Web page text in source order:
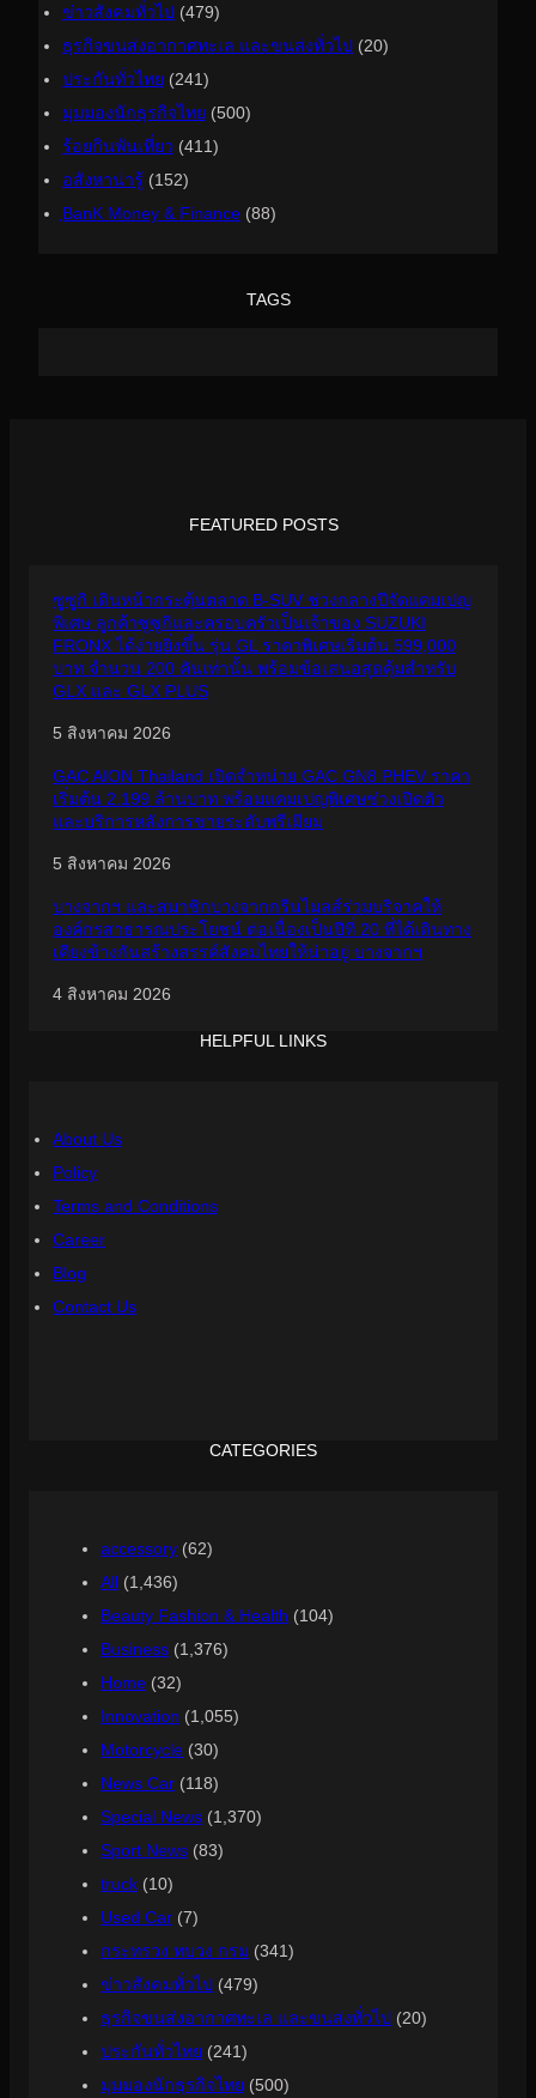
ข่าวสังคมทั่วไป (479)
ธุรกิจขนส่งอากาศทะเล และขนส่งทั่วไป (20)
ประกันทั่วไทย (241)
มุมมองนักธุรกิจไทย (500)
ร้อยกินพันเที่ยว (411)
อสังหาน่ารู้ (152)
ฺBanK Money & Finance (88)
TAGS
FEATURED POSTS
ซูซูกิ เดินหน้ากระตุ้นตลาด B-SUV ช่วงกลางปีจัดแคมเปญ
พิเศษ ลูกค้าซูซูกิและครอบครัวเป็นเจ้าของ SUZUKI
FRONX ได้ง่ายยิ่งขึ้น รุ่น GL ราคาพิเศษเริ่มต้น 599,000
บาท จำนวน 200 คันเท่านั้น พร้อมข้อเสนอสุดคุ้มสำหรับ
GLX และ GLX PLUS
5 สิงหาคม 2026
GAC AION Thailand เปิดจำหน่าย GAC GN8 PHEV ราคา
เริ่มต้น 2.199 ล้านบาท พร้อมแคมเปญพิเศษช่วงเปิดตัว
และบริการหลังการขายระดับพรีเมียม
5 สิงหาคม 2026
บางจากฯ และสมาชิกบางจากกรีนไมลส์ร่วมบริจาคให้
องค์กรสาธารณประโยชน์ ต่อเนื่องเป็นปีที่ 20 ที่ได้เดินทาง
เคียงข้างกันสร้างสรรค์สังคมไทยให้น่าอยู่ บางจากฯ
4 สิงหาคม 2026
HELPFUL LINKS
About Us
Policy
Terms and Conditions
Career
Blog
Contact Us
CATEGORIES
accessory (62)
All (1,436)
Beauty Fashion & Health (104)
Business (1,376)
Home (32)
Innovation (1,055)
Motorcycle (30)
News Car (118)
Special News (1,370)
Sport News (83)
truck (10)
Used Car (7)
กระทรวง ทบวง กรม (341)
ข่าวสังคมทั่วไป (479)
ธุรกิจขนส่งอากาศทะเล และขนส่งทั่วไป (20)
ประกันทั่วไทย (241)
มุมมองนักธุรกิจไทย (500)